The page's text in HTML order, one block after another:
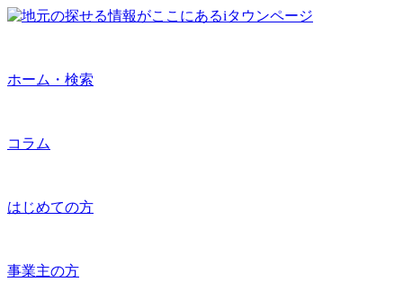
ホーム・検索
コラム
はじめての方
事業主の方